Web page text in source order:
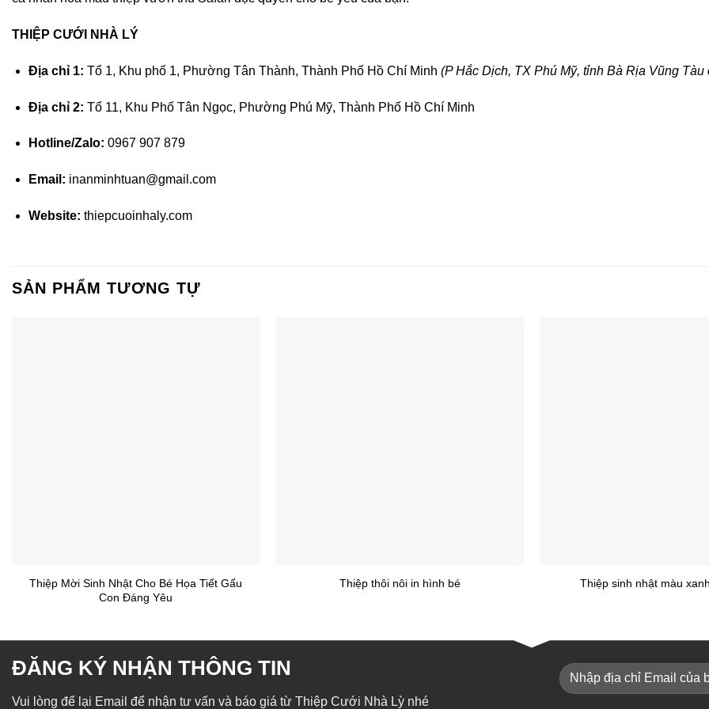
THIỆP CƯỚI NHÀ LÝ
Địa chỉ 1: Tổ 1, Khu phố 1, Phường Tân Thành, Thành Phố Hồ Chí Minh (P Hắc Dịch, TX Phú Mỹ, tỉnh Bà Rịa Vũng Tàu
Địa chỉ 2: Tổ 11, Khu Phố Tân Ngọc, Phường Phú Mỹ, Thành Phố Hồ Chí Minh
Hotline/Zalo: 0967 907 879
Email: inanminhtuan@gmail.com
Website: thiepcuoinhaly.com
SẢN PHẨM TƯƠNG TỰ
Thiệp Mời Sinh Nhật Cho Bé Họa Tiết Gấu
Con Đáng Yêu
Thiệp thôi nôi in hình bé Thiệp sinh nhật màu
ĐĂNG KÝ NHẬN THÔNG TIN
Vui lòng để lại Email để nhận tư vấn và báo giá từ Thiệp Cưới Nhà Lỳ nhé